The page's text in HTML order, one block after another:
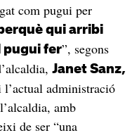
com pugui per
qui arribi
pugui fer”, segons
Janet Sanz,
administració
amb
de ser “una